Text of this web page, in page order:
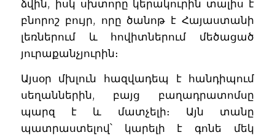
ձվին, իսկ սխտորը կերակուրին տալիս է
բնորոշ բույր, որը ծանոթ է Հայաստանի
լեռներում և հովիտներում մեծացած
յուրաքանչյուրին։
Այսօր մխլուն հազվադեպ է հանդիպում
սեղաններին, բայց բաղադրատոմսը
պարզ է և մատչելի։ Այն տանը
պատրաստելով՝ կարելի է գոնե մեկ